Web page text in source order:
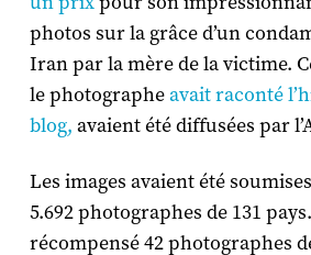
photos sur la grâce d’un
Iran par la mère de la victime.
le photographeavait raconté
blog, avaient été diffusées par
Les images avaient été
5.692 photographes de 131
récompensé 42 photographes